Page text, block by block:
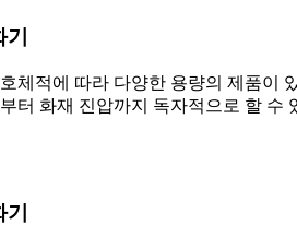
체적에 따라 다양한 용량의 제품이
터 화재 진압까지 독자적으로 할 수